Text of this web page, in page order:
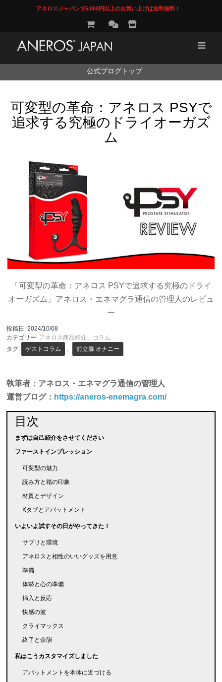
アネロスジャパンで5,000円以上のお買い上げは送料無料！
公式ブログトップ
可変型の革命：アネロス PSYで
追求する究極のドライオーガズ
ム
「可変型の革命：アネロス PSYで追求する究極のドライ
オーガズム」アネロス・エネマグラ通信の管理人のレビュ
ー
投稿日:2024/10/08
カテゴリー: アネロス商品紹介、
コラム
タグ:
ゲストコラム 、 前立腺 オナニー
執筆者：アネロス・エネマグラ通信の管理人
運営ブログ： https://aneros-enemagra.com/
目次
まずは自己紹介をさせてください
ファーストインプレッション
可変型の魅力
読み方と箱の印象
材質とデザイン
Kタブとアバットメント
いよいよ試すその日がやってきた！
サプリと環境
アネロスと相性のいいグッズを用意
準備
体勢と心の準備
挿入と反応
快感の波
クライマックス
終了と余韻
私はこうカスタマイズしました
アバットメントを本体に近づける